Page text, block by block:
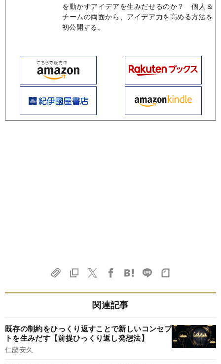
を動かすアイデアを生みだせるのか？ 個人＆
チームの両面から、アイデア力を高める方法を
初公開する。
関連記事
既存の制約をひっくり返すことで新しいコンセプ
トを生みだす【前提ひっくり返し発想法】
仁藤安久